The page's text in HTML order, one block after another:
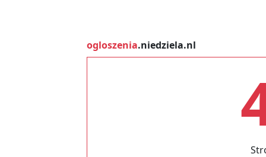
ogloszenia.niedziela.nl